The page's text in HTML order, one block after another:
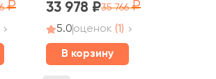
33 978 35 766
5.0оценок (1)
В корзину